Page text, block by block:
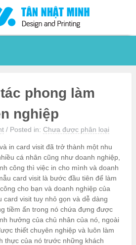
phong làm
nghiệp
/ Posted in: Chưa được phân loại
in card visit đã trở thành một nhu
cá nhân cũng như doanh nghiệp,
công thì việc in cho mình và doanh
card visit là bước đầu tiên để làm
cho bạn và doanh nghiệp của
card visit tuy nhỏ gọn và dễ dàng
tiềm ẩn trong nó chứa đựng được
hưởng của chủ nhân của nó, ngoài
thiết chuyên nghiệp và luôn làm
thực của nó trước những khách